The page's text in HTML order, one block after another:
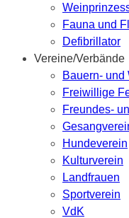
Fauna und
Defibrillator
Vereine/Verbände
Bauern- und
Freiwillige
Freundes-
Hundeverein
Kulturverein
Landfrauen
Sportverein
VdK